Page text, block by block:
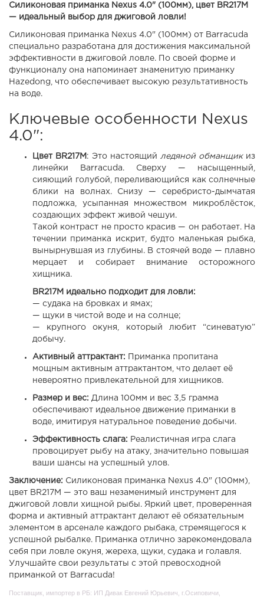
Силиконовая приманка Nexus 4.0" (100мм), цвет BR217M
— идеальный выбор для джиговой ловли!
Силиконовая приманка Nexus 4.0" (100мм) от Barracuda
специально разработана для достижения максимальной
эффективности в джиговой ловле. По своей форме и
функционалу она напоминает знаменитую приманку
Hazedong, что обеспечивает высокую результативность
на воде.
Ключевые особенности Nexus
4.0":
Цвет BR217М : Это настоящий ледяной обманщикиз
линейки Barracuda. Сверху — насыщенный,
сияющий голубой, переливающийся как солнечные
блики на волнах. Снизу — серебристо-дымчатая
подложка, усыпанная множеством микроблёсток,
создающих эффект живой чешуи.
Такой контраст не просто красив — он работает. На
течении приманка искрит, будто маленькая рыбка,
вынырнувшая из глубины. В стоячей воде — плавно
мерцает и собирает внимание осторожного
хищника.
BR217M идеально подходит для ловли:
— судака на бровках и ямах;
— щуки в чистой воде и на солнце;
— крупного окуня, который любит “синеватую”
добычу.
Активный аттрактант: Приманка пропитана
мощным активным аттрактантом, что делает её
невероятно привлекательной для хищников.
Размер и вес: Длина 100мм и вес 3,5 грамма
обеспечивают идеальное движение приманки в
воде, имитируя натуральное поведение добычи.
Эффективность слага: Реалистичная игра слага
провоцирует рыбу на атаку, значительно повышая
ваши шансы на успешный улов.
Заключение: Силиконовая приманка Nexus 4.0" (100мм),
цвет BR217M — это ваш незаменимый инструмент для
джиговой ловли хищной рыбы. Яркий цвет, проверенная
форма и активный аттрактант делают её обязательным
элементом в арсенале каждого рыбака, стремящегося к
успешной рыбалке. Приманка отлично зарекомендовала
себя при ловле окуня, жереха, щуки, судака и голавля.
Улучшайте свои результаты с этой превосходной
приманкой от Barracuda!
Поставщик, импортер в РБ: ИП Дивак Евгений Юрьевич, г.Осиповичи,